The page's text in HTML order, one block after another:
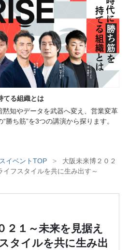
てる組織とは
知やデータを武器へ変え、営業変革
勝ち筋”を3つの講演から探ります。
イベントTOP >
大阪未来博２０２
イフスタイルを共に生み出す～
２１～未来を見据え
タイルを共に生み出